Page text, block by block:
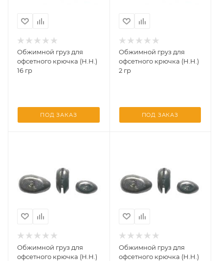
Обжимной груз для
офсетного крючка (Н.Н.)
16 гр
ПОД ЗАКАЗ
Обжимной груз для
офсетного крючка (Н.Н.)
2 гр
ПОД ЗАКАЗ
Обжимной груз для
офсетного крючка (Н.Н.)
Обжимной груз для
офсетного крючка (Н.Н.)